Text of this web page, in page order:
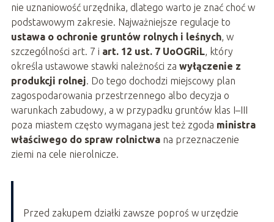
nie uznaniowość urzędnika, dlatego warto je znać choć w
podstawowym zakresie. Najważniejsze regulacje to
ustawa o ochronie gruntów rolnych i leśnych, w
szczególności art. 7 i art. 12 ust. 7 UoOGRiL, który
określa ustawowe stawki należności za wyłączenie z
produkcji rolnej . Do tego dochodzi miejscowy plan
zagospodarowania przestrzennego albo decyzja o
warunkach zabudowy, a w przypadku gruntów klas I–III
poza miastem często wymagana jest też zgoda ministra
właściwego do spraw rolnictwana przeznaczenie
ziemi na cele nierolnicze.
Przed zakupem działki zawsze poproś w urzędzie